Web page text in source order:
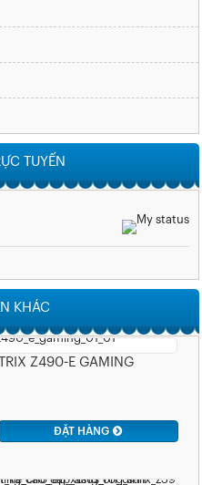
TUYẾN
KHÁC
Z490-E GAMING
ĐẶT HÀNG